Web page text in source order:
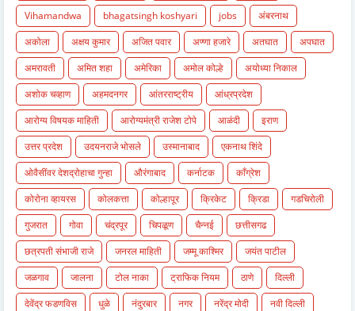
Vihamandwa
bhagatsingh koshyari jobs
अंबरनाथ
अकोला
अक्षय कुमार अजित पवार अण्णा हजारे अतघात
अपघात
अमरावती
अमित शहा अमेरिका अमोल कोल्हे
अयोध्या निकाल
अशोक चव्हाण
अहमदनगर आंतरराष्ट्रीय
आंध्रप्रदेश
आरोग्य विषयक माहिती
आरोग्यमंत्री राजेश टोपे आळंदी
इराण
उत्तर प्रदेश
उदयनराजे भोसले उस्मानाबाद
एकनाथ शिंदे
ओवैसींवर देशद्रोहाचा गुन्हा
औरंगाबाद कर्नाटक
काँग्रेश
कोरोना व्हायरस
कोलकत्ता कोल्हापूर क्रिकेट क्रिडा
गडचिरोली
गुजरात
गोवा चंद्रपूर चिपळूण चैन्नई
छत्तीसगढ
छत्रपती संभाजी राजे
जनरल माहिती जम्मू काश्मिर
जयंत पाटील
जळगाव
जालना टोल नाका ट्राफिक नियम ठाणे
दिल्ली
देवेंद्र फडणविस
धुळे नंदुरबार नगर नरेंद्र मोदी नवी दिल्ली